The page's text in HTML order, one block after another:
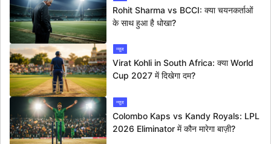
Rohit Sharma vs BCCI: क्या चयनकर्ताओं
के साथ हुआ है धोखा?
न्यूज
Virat Kohli in South Africa: क्या World
Cup 2027 में दिखेगा दम?
न्यूज
Colombo Kaps vs Kandy Royals: LPL
2026 Eliminator में कौन मारेगा बाज़ी?